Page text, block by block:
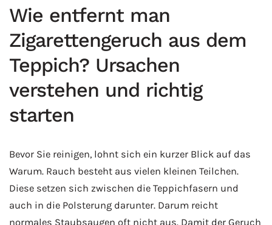
Wie entfernt man
Zigarettengeruch aus dem
Teppich? Ursachen
verstehen und richtig
starten
Bevor Sie reinigen, lohnt sich ein kurzer Blick auf das
Warum. Rauch besteht aus vielen kleinen Teilchen.
Diese setzen sich zwischen die Teppichfasern und
auch in die Polsterung darunter. Darum reicht
normales Staubsaugen oft nicht aus. Damit der Geruch